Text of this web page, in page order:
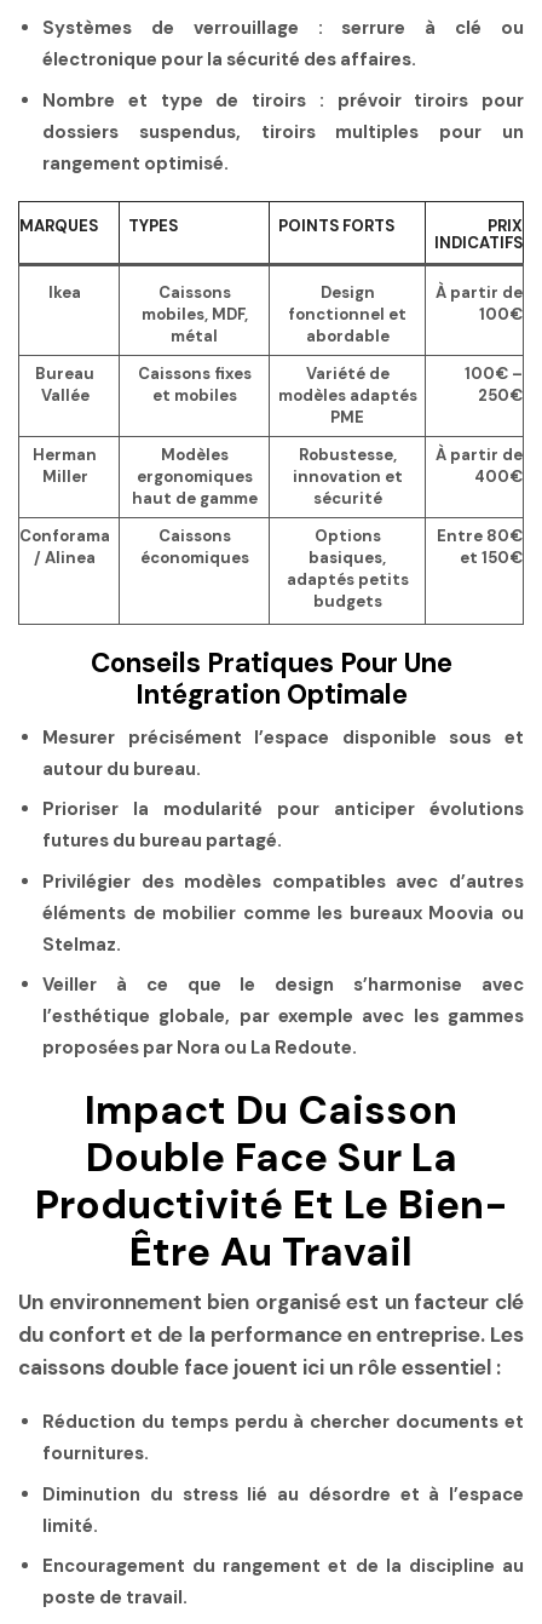
Systèmes de verrouillage : serrure à clé ou
électronique pour la sécurité des affaires.
Nombre et type de tiroirs : prévoir tiroirs pour
dossiers suspendus, tiroirs multiples pour un
rangement optimisé.
MARQUES TYPES POINTS FORTS
PRIX
INDICATIFS
Ikea
Caissons
mobiles, MDF,
métal
Design
fonctionnel et
abordable
À partir de
100€
Bureau
Vallée
Caissons fixes
et mobiles
Variété de
modèles adaptés
PME
100€ –
250€
Herman
Miller
Modèles
ergonomiques
haut de gamme
Robustesse,
innovation et
sécurité
À partir de
400€
Conforama
/ Alinea
Caissons
économiques
Options
basiques,
adaptés petits
budgets
Entre 80€
et 150€
Conseils Pratiques Pour Une
Intégration Optimale
Mesurer précisément l’espace disponible sous et
autour du bureau.
Prioriser la modularité pour anticiper évolutions
futures du bureau partagé.
Privilégier des modèles compatibles avec d’autres
éléments de mobilier comme les bureaux Moovia ou
Stelmaz.
Veiller à ce que le design s’harmonise avec
l’esthétique globale, par exemple avec les gammes
proposées par Nora ou La Redoute.
Impact Du Caisson
Double Face Sur La
Productivité Et Le Bien-
Être Au Travail
Un environnement bien organisé est un facteur clé
du confort et de la performance en entreprise. Les
caissons double face jouent ici un rôle essentiel :
Réduction du temps perdu à chercher documents et
fournitures.
Diminution du stresslié au désordre et à l’espace
limité.
Encouragement du rangement et de la discipline au
poste de travail.